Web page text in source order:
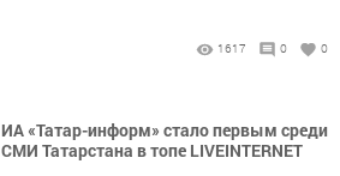
1617 0 0
ИА «Татар-информ» стало первым среди
СМИ Татарстана в топе LIVEINTERNET